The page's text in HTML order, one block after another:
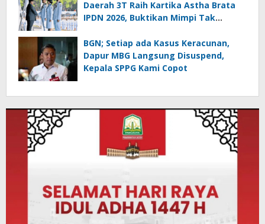
Daerah 3T Raih Kartika Astha Brata
IPDN 2026, Buktikan Mimpi Tak
BGN; Setiap ada Kasus Keracunan,
Dapur MBG Langsung Disuspend,
Kepala SPPG Kami Copot